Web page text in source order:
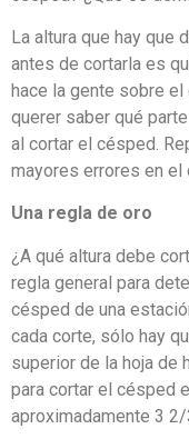
La altura que hay que
antes de cortarla es
hace la gente sobre
querer saber qué
al cortar el césped.
mayores errores en el
Una regla de oro
¿A qué altura debe
regla general para
césped de una
cada corte, sólo hay
superior de la hoja de
para cortar el césped
aproximadamente 3 2/